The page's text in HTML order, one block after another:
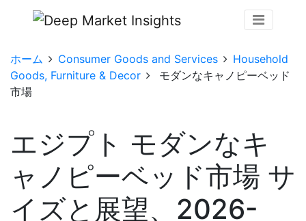
ホーム Consumer Goods and Services
Household
Goods, Furniture & Decor
モダンなキャノピーベッド
市場
エジプト モダンなキ
ャノピーベッド市場 サ
イズと展望、2026-